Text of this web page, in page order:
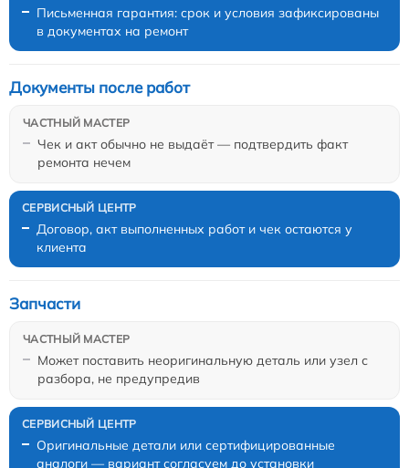
Письменная гарантия: срок и условия зафиксированы
в документах на ремонт
Чек и акт обычно не выдаёт — подтвердить факт
ремонта нечем
Документы после работ
Договор, акт выполненных работ и чек остаются у
клиента
Может поставить неоригинальную деталь или узел с
разбора, не предупредив
Запчасти
Оригинальные детали или сертифицированные
аналоги — вариант согласуем до установки